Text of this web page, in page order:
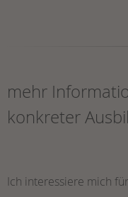
mehr
konkreter
Ich interessiere mich